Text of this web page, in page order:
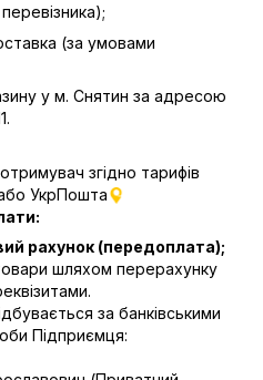
(за умовами
у м. Снятин за адресою
згідно тарифів
УкрПошта
рахунок (передоплата);
шляхом перерахунку
за банківськими
Підприємця: